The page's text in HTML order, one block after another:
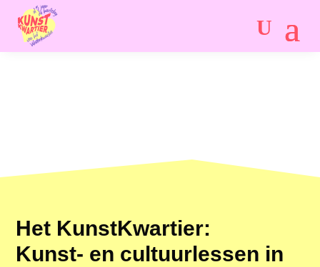
Het KunstKwartier:
Kunst- en cultuurlessen in